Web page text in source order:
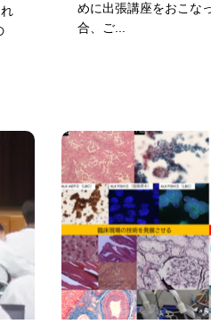
めに出張講座をおこな
合、ご...